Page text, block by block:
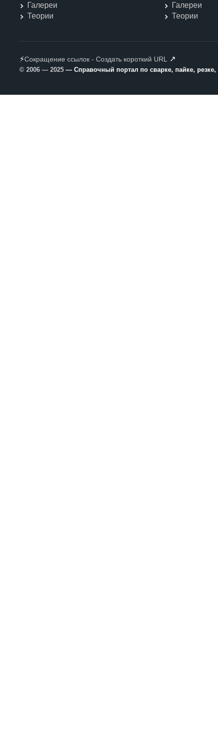
Галереи
Теории
Галереи
Теории
⚡Сокращение ссылок - Создать короткий URL ↗
© 2006 — 2025 — Справочный портал по сварке, пайке,